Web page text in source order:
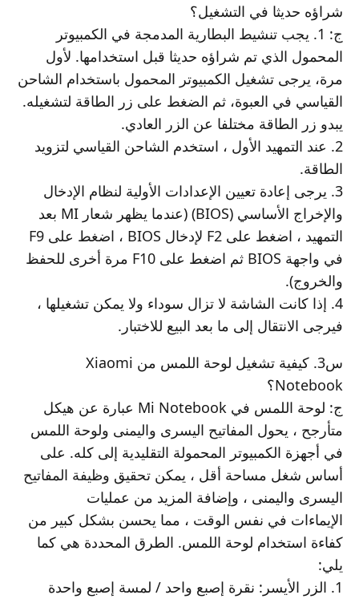
شراؤه حديثا في التشغيل؟
ج: 1. يجب تنشيط البطارية المدمجة في الكمبيوتر
المحمول الذي تم شراؤه حديثا قبل استخدامها. لأول
مرة، يرجى تشغيل الكمبيوتر المحمول باستخدام الشاحن
القياسي في العبوة، ثم الضغط على زر الطاقة لتشغيله.
يبدو زر الطاقة مختلفا عن الزر العادي.
2. عند التمهيد الأول ، استخدم الشاحن القياسي لتزويد
الطاقة.
3. يرجى إعادة تعيين الإعدادات الأولية لنظام الإدخال
والإخراج الأساسي (BIOS) (عندما يظهر شعار MI بعد
التمهيد ، اضغط على F2 لإدخال BIOS ، اضغط على F9
في واجهة BIOS ثم اضغط على F10 مرة أخرى للحفظ
والخروج).
4. إذا كانت الشاشة لا تزال سوداء ولا يمكن تشغيلها ،
فيرجى الانتقال إلى ما بعد البيع للاختبار.
س3. كيفية تشغيل لوحة اللمس من Xiaomi
Notebook؟
ج: لوحة اللمس في Mi Notebook عبارة عن هيكل
متأرجح ، يحول المفاتيح اليسرى واليمنى ولوحة اللمس
في أجهزة الكمبيوتر المحمولة التقليدية إلى كله. على
أساس شغل مساحة أقل ، يمكن تحقيق وظيفة المفاتيح
اليسرى واليمنى ، وإضافة المزيد من عمليات
الإيماءات في نفس الوقت ، مما يحسن بشكل كبير من
كفاءة استخدام لوحة اللمس. الطرق المحددة هي كما
يلي:
1. الزر الأيسر: نقرة إصبع واحد / لمسة إصبع واحدة